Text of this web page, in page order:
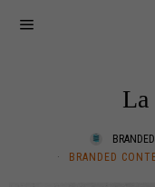
La
BRANDED